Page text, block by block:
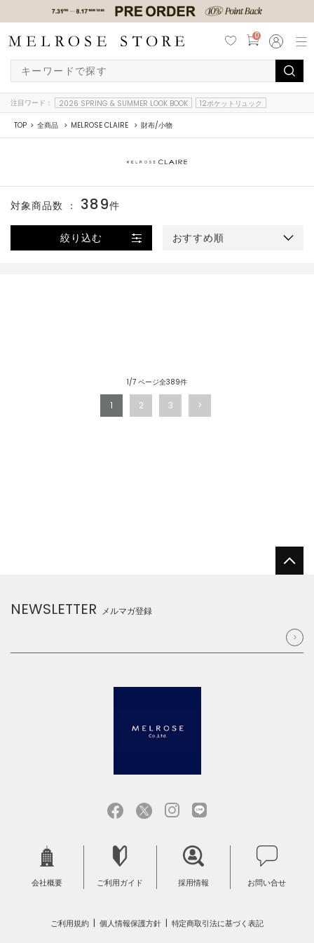
0
注目ワード： 2026 SPRING & SUMMER LOOK BOOK 12ポケットリュック
TOP 全商品 MELROSE CLAIRE 財布/小物
絞り込む おすすめ順
対象商品数 ： 389件
1/7 ページ全389件
1 2 3
NEWSLETTER メルマガ登録
会社概要 ご利用ガイド 採用情報 お問い合せ
ご利用規約 個人情報保護方針 特定商取引法に基づく表記